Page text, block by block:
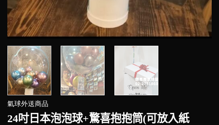
氣球外送商品
24吋日本泡泡球+驚喜抱抱筒(可放入紙